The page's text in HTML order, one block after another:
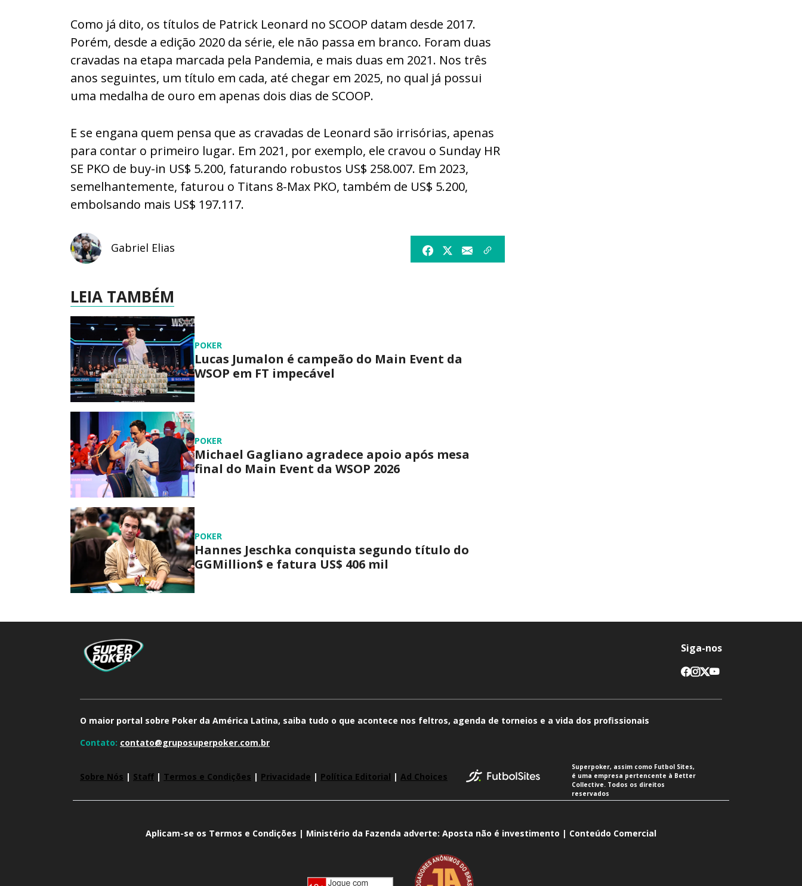
Como já dito, os títulos de Patrick Leonard no SCOOP datam desde 2017.
Porém, desde a edição 2020 da série, ele não passa em branco. Foram duas
cravadas na etapa marcada pela Pandemia, e mais duas em 2021. Nos três
anos seguintes, um título em cada, até chegar em 2025, no qual já possui
uma medalha de ouro em apenas dois dias de SCOOP.
E se engana quem pensa que as cravadas de Leonard são irrisórias, apenas
para contar o primeiro lugar. Em 2021, por exemplo, ele cravou o Sunday HR
SE PKO de buy-in US$ 5.200, faturando robustos US$ 258.007. Em 2023,
semelhantemente, faturou o Titans 8-Max PKO, também de US$ 5.200,
embolsando mais US$ 197.117.
Gabriel Elias
LEIA TAMBÉM
POKER
Lucas Jumalon é campeão do Main Event da
WSOP em FT impecável
POKER
Michael Gagliano agradece apoio após mesa
final do Main Event da WSOP 2026
POKER
Hannes Jeschka conquista segundo título do
GGMillion$ e fatura US$ 406 mil
Siga-nos
O maior portal sobre Poker da América Latina, saiba tudo o que acontece nos feltros, agenda de torneios e a vida dos profissionais
Contato: contato@gruposuperpoker.com.br
Sobre Nós | Staff | Termos e Condições | Privacidade | Política Editorial | Ad Choices
Superpoker, assim como Futbol Sites,
é uma empresa pertencente à Better
Collective. Todos os direitos
reservados
Aplicam-se os Termos e Condições | Ministério da Fazenda adverte: Aposta não é investimento | Conteúdo Comercial